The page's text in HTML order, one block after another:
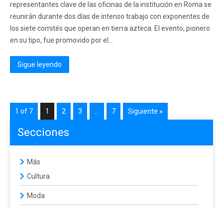
representantes clave de las oficinas de la institución en Roma se
reunirán durante dos días de intenso trabajo con exponentes de
los siete comités que operan en tierra azteca. El evento, pionero
en su tipo, fue promovido por el...
Sigue leyendo
1 of 7 1 2 3 7 Siguiente »
Secciones
Más
Cultura
Moda